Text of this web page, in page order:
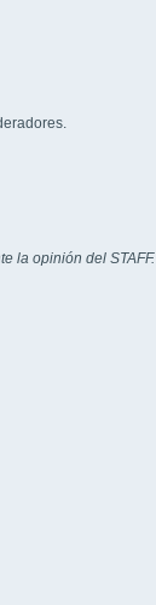
la opinión del STAFF.